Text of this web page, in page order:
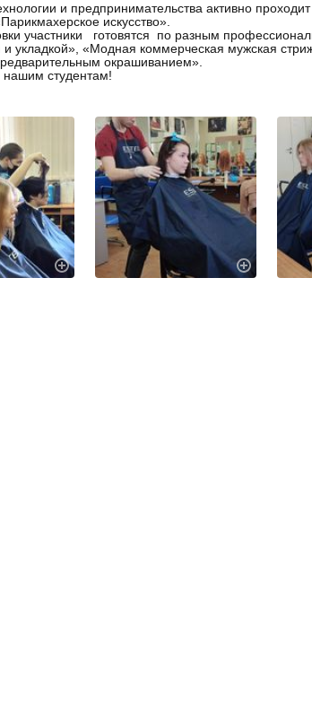
и предпринимательства активно
искусство».
участники готовятся по разным
укладкой», «Модная коммерческая мужская
окрашиванием».
студентам!